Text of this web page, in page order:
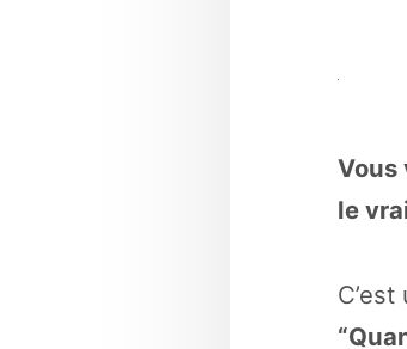
Vous
le